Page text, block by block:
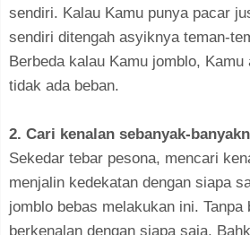
sendiri. Kalau Kamu punya pacar
sendiri ditengah asyiknya teman-
Berbeda kalau Kamu jomblo,
tidak ada beban.
2. Cari kenalan sebanyak-
Sekedar tebar pesona, mencari
menjalin kedekatan dengan siapa
jomblo bebas melakukan ini. Tanpa
berkenalan dengan siapa saja.